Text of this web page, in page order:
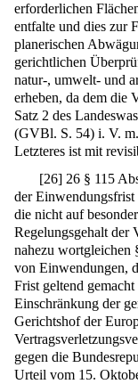
erforderlichen
entfalte und dies zur
planerischen
gerichtlichen
natur-, umwelt- und
erheben, da dem die
Satz 2 des
(GVBl. S. 54) i. V.
Letzteres ist mit
[26] 26 § 115
der Einwendungsfrist
die nicht auf
Regelungsgehalt der
nahezu wortgleichen
von Einwendungen,
Frist geltend
Einschränkung der
Gerichtshof der
gegen die
Urteil vom 15.